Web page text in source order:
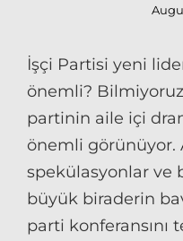
İşçi Partisi yeni
önemli?
partinin aile içi
önemli görünüyor.
spekülasyonlar ve
büyük biraderin
parti konferansını